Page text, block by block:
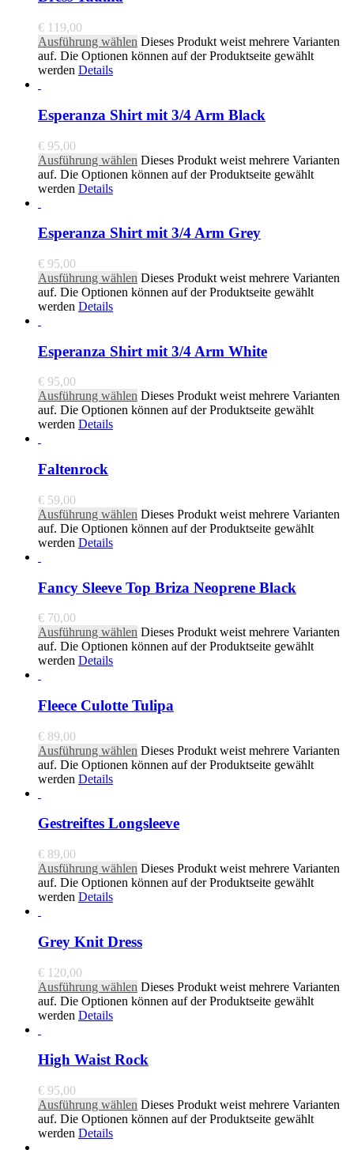
€ 119,00
Ausführung wählen Dieses Produkt weist mehrere Varianten
auf. Die Optionen können auf der Produktseite gewählt
werden Details
Esperanza Shirt mit 3/4 Arm Black
€ 95,00
Ausführung wählen Dieses Produkt weist mehrere Varianten
auf. Die Optionen können auf der Produktseite gewählt
werden Details
Esperanza Shirt mit 3/4 Arm Grey
€ 95,00
Ausführung wählen Dieses Produkt weist mehrere Varianten
auf. Die Optionen können auf der Produktseite gewählt
werden Details
Esperanza Shirt mit 3/4 Arm White
€ 95,00
Ausführung wählen Dieses Produkt weist mehrere Varianten
auf. Die Optionen können auf der Produktseite gewählt
werden Details
Faltenrock
€ 59,00
Ausführung wählen Dieses Produkt weist mehrere Varianten
auf. Die Optionen können auf der Produktseite gewählt
werden Details
Fancy Sleeve Top Briza Neoprene Black
€ 70,00
Ausführung wählen Dieses Produkt weist mehrere Varianten
auf. Die Optionen können auf der Produktseite gewählt
werden Details
Fleece Culotte Tulipa
€ 89,00
Ausführung wählen Dieses Produkt weist mehrere Varianten
auf. Die Optionen können auf der Produktseite gewählt
werden Details
Gestreiftes Longsleeve
€ 89,00
Ausführung wählen Dieses Produkt weist mehrere Varianten
auf. Die Optionen können auf der Produktseite gewählt
werden Details
Grey Knit Dress
€ 120,00
Ausführung wählen Dieses Produkt weist mehrere Varianten
auf. Die Optionen können auf der Produktseite gewählt
werden Details
High Waist Rock
€ 95,00
Ausführung wählen Dieses Produkt weist mehrere Varianten
auf. Die Optionen können auf der Produktseite gewählt
werden Details